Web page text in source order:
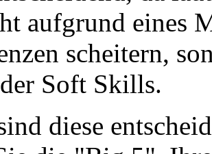
aufgrund eines
scheitern,
Soft Skills.
diese